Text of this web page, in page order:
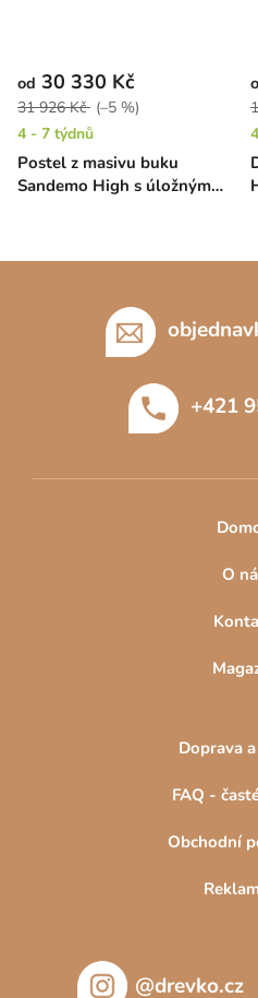
Postel z masivu buku
Sandemo High s úložným
od 30 330 Kč
31 926 Kč (–5 %)
4 - 7 týdnů
+421
O
Doprava
FAQ -
Obchodní
@drevko.cz